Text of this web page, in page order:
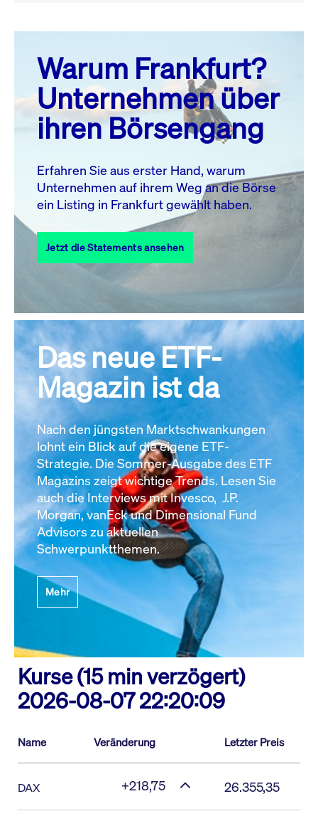
August 26
MO. DI. MI. DO. FR. SA. SO.
1
2
3
4 5 6 7 8
10 11 13 14
17
18 19 20 21 22
23
27 28
31
Alle Events
Warum Frankfurt?
Unternehmen über
ihren Börsengang
Erfahren Sie aus erster Hand, warum
Unternehmen auf ihrem Weg an die Börse
ein Listing in Frankfurt gewählt haben.
Jetzt die Statements ansehen
Das neue ETF-
Magazin ist da
Nach den jüngsten Marktschwankungen
lohnt ein Blick auf die eigene ETF-
Strategie. Die Sommer-Ausgabe des ETF
Magazins zeigt wichtige Trends. Lesen Sie
auch die Interviews mit Invesco, J.P.
Morgan, vanEck und Dimensional Fund
Advisors zu aktuellen
Schwerpunktthemen.
Mehr
Kurse (15 min verzögert)
2026-08-07 22:20:09
Name Veränderung Letzter Preis
DAX +218,75 26.355,35